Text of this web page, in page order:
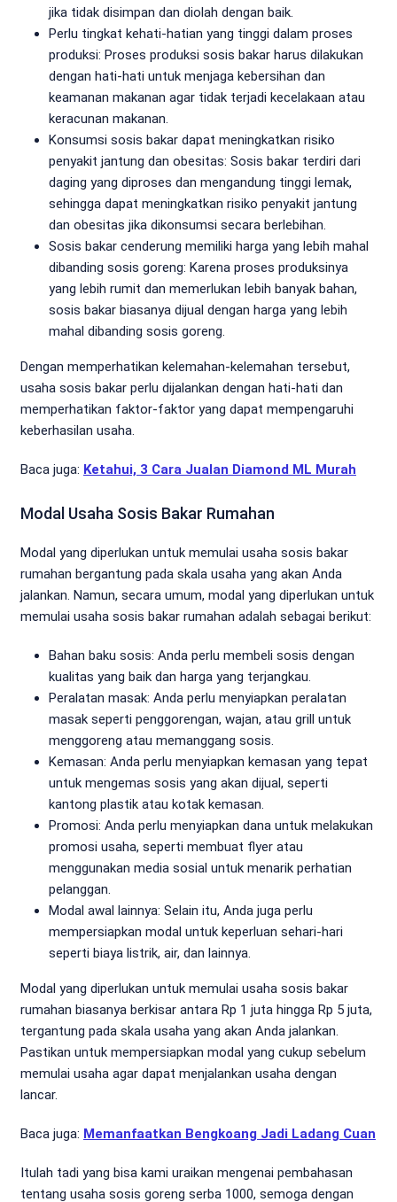
jika tidak disimpan dan diolah dengan baik.
Perlu tingkat kehati-hatian yang tinggi dalam proses
produksi: Proses produksi sosis bakar harus dilakukan
dengan hati-hati untuk menjaga kebersihan dan
keamanan makanan agar tidak terjadi kecelakaan atau
keracunan makanan.
Konsumsi sosis bakar dapat meningkatkan risiko
penyakit jantung dan obesitas: Sosis bakar terdiri dari
daging yang diproses dan mengandung tinggi lemak,
sehingga dapat meningkatkan risiko penyakit jantung
dan obesitas jika dikonsumsi secara berlebihan.
Sosis bakar cenderung memiliki harga yang lebih mahal
dibanding sosis goreng: Karena proses produksinya
yang lebih rumit dan memerlukan lebih banyak bahan,
sosis bakar biasanya dijual dengan harga yang lebih
mahal dibanding sosis goreng.
Dengan memperhatikan kelemahan-kelemahan tersebut,
usaha sosis bakar perlu dijalankan dengan hati-hati dan
memperhatikan faktor-faktor yang dapat mempengaruhi
keberhasilan usaha.
Baca juga: Ketahui, 3 Cara Jualan Diamond ML Murah
Modal Usaha Sosis Bakar Rumahan
Modal yang diperlukan untuk memulai usaha sosis bakar
rumahan bergantung pada skala usaha yang akan Anda
jalankan. Namun, secara umum, modal yang diperlukan untuk
memulai usaha sosis bakar rumahan adalah sebagai berikut:
Bahan baku sosis: Anda perlu membeli sosis dengan
kualitas yang baik dan harga yang terjangkau.
Peralatan masak: Anda perlu menyiapkan peralatan
masak seperti penggorengan, wajan, atau grill untuk
menggoreng atau memanggang sosis.
Kemasan: Anda perlu menyiapkan kemasan yang tepat
untuk mengemas sosis yang akan dijual, seperti
kantong plastik atau kotak kemasan.
Promosi: Anda perlu menyiapkan dana untuk melakukan
promosi usaha, seperti membuat flyer atau
menggunakan media sosial untuk menarik perhatian
pelanggan.
Modal awal lainnya: Selain itu, Anda juga perlu
mempersiapkan modal untuk keperluan sehari-hari
seperti biaya listrik, air, dan lainnya.
Modal yang diperlukan untuk memulai usaha sosis bakar
rumahan biasanya berkisar antara Rp 1 juta hingga Rp 5 juta,
tergantung pada skala usaha yang akan Anda jalankan.
Pastikan untuk mempersiapkan modal yang cukup sebelum
memulai usaha agar dapat menjalankan usaha dengan
lancar.
Baca juga: Memanfaatkan Bengkoang Jadi Ladang Cuan
Itulah tadi yang bisa kami uraikan mengenai pembahasan
tentang usaha sosis goreng serba 1000, semoga dengan